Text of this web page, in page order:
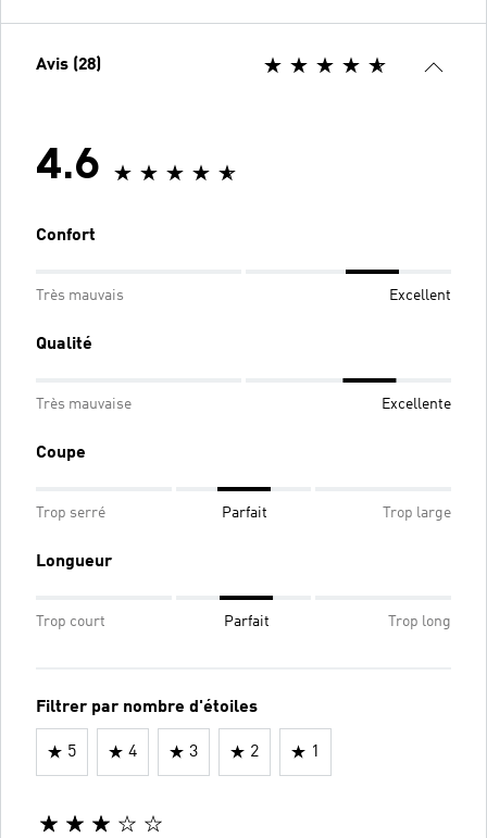
Avis (28)
4.6
Confort
Très mauvais Excellent
Qualité
Très mauvaise Excellente
Coupe
Trop serré Parfait Trop large
Longueur
Trop court Parfait Trop long
Filtrer par nombre d'étoiles
5 4 3 2 1